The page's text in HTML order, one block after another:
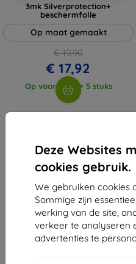
Deze Websites
cookies gebruik.
We gebruiken cookies
Sommige zijn
werking van de site,
verkeer te analyseren
advertenties te
3mk Silverprotection+
beschermfolie
Op maat gemaakt
€ 19,90
€ 17,92
Op voorraad: > 5 stuks
Van totaal 4.